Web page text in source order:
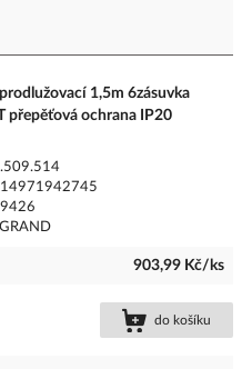
1,5m 6zásuvka
přepěťová ochrana IP20
903,99 Kč/ks
do košíku